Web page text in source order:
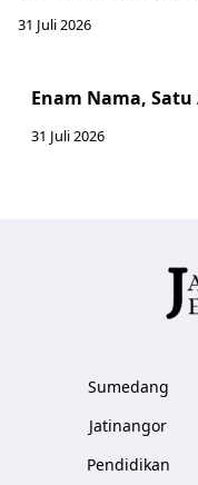
31 Juli 2026
Enam Nama,
31 Juli 2026
Sumedang
Jatinangor
Pendidikan